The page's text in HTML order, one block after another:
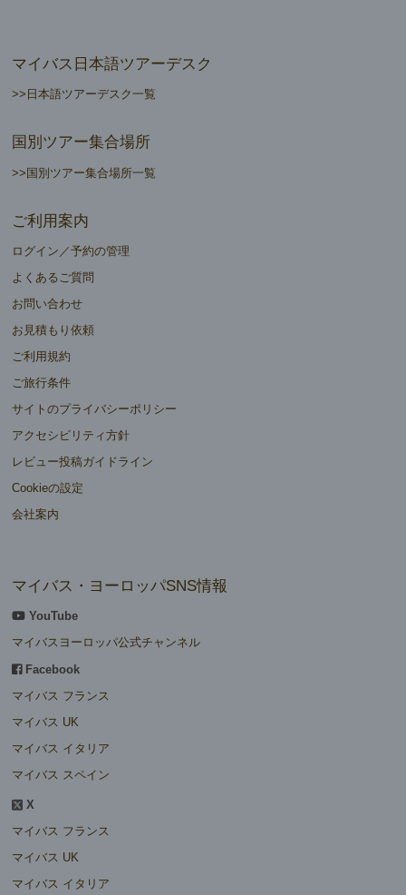
マイバス日本語ツアーデスク
>>日本語ツアーデスク一覧
国別ツアー集合場所
>>国別ツアー集合場所一覧
ご利用案内
ログイン／予約の管理
よくあるご質問
お問い合わせ
お見積もり依頼
ご利用規約
ご旅行条件
サイトのプライバシーポリシー
アクセシビリティ方針
レビュー投稿ガイドライン
Cookieの設定
会社案内
マイバス・ヨーロッパSNS情報
YouTube
マイバスヨーロッパ公式チャンネル
Facebook
マイバス フランス
マイバス UK
マイバス イタリア
マイバス スペイン
X
マイバス フランス
マイバス UK
マイバス イタリア